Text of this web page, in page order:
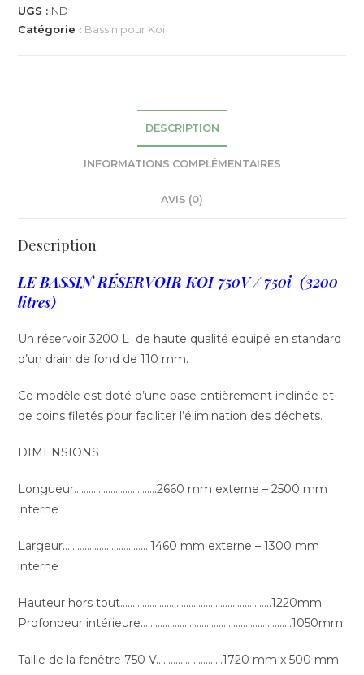
UGS : ND
Catégorie : Bassin pour Koi
DESCRIPTION
INFORMATIONS COMPLÉMENTAIRES
AVIS (0)
Description
LE BASSIN RÉSERVOIR KOI 750V / 750i (3200
litres)
Un réservoir 3200 L de haute qualité équipé en standard
d’un drain de fond de 110 mm.
Ce modèle est doté d’une base entièrement inclinée et
de coins filetés pour faciliter l’élimination des déchets.
DIMENSIONS
Longueur…………………………….2660 mm externe – 2500 mm
interne
Largeur………………………………1460 mm externe – 1300 mm
interne
Hauteur hors tout……………………………………………………..1220mm
Profondeur intérieure……………………………………………………..1050mm
Taille de la fenêtre 750 V………….. …………1720 mm x 500 mm